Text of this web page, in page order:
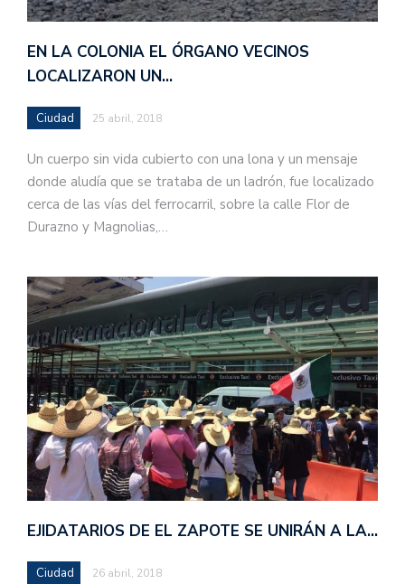
EN LA COLONIA EL ÓRGANO VECINOS
LOCALIZARON UN…
Ciudad 25 abril, 2018
Un cuerpo sin vida cubierto con una lona y un mensaje
donde aludía que se trataba de un ladrón, fue localizado
cerca de las vías del ferrocarril, sobre la calle Flor de
Durazno y Magnolias,…
EJIDATARIOS DE EL ZAPOTE SE UNIRÁN A LA…
Ciudad 26 abril, 2018